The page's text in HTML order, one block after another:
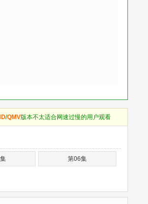
/QMV版本不太适合网速过慢的用户观看
第06集